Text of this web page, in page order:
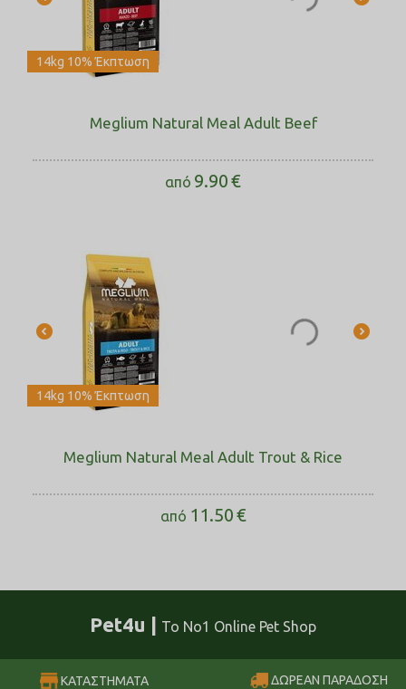
14kg 10% Έκπτωση
Meglium Natural Meal Adult Beef
από 9.90€
14kg 10% Έκπτωση
Meglium Natural Meal Adult Trout & Rice
από 11.50€
Pet4u | Το No1 Online Pet Shop
ΚΑΤΑΣΤΗΜΑΤΑ ΔΩΡΕΑΝ ΠΑΡΑΔΟΣΗ